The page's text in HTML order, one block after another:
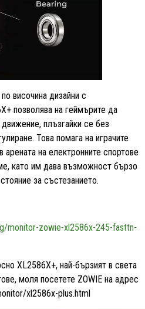
височина дизайни с
позволява на геймърите да
плъзгайки се без
Това помага на играчите
на електронните спортове
като им дава възможност бързо
за състезанието.
monitor-zowie-xl2586x-245-fasttn-
XL2586X+, най-бързият в света
моля посетете ZOWIE на адрес
xl2586x-plus.html